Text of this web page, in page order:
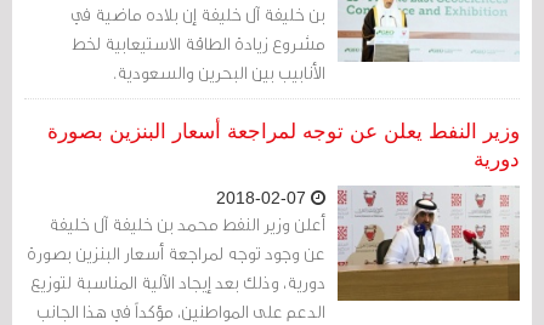
بن خليفة آل خليفة إن بلاده ماضية في
مشروع زيادة الطاقة الاستيعابية لخط
الأنابيب بين البحرين والسعودية.
وزير النفط يعلن عن توجه لمراجعة أسعار البنزين بصورة
دورية
أعلن وزير النفط محمد بن خليفة آل خليفة
عن وجود توجه لمراجعة أسعار البنزين بصورة
دورية، وذلك بعد إيجاد الآلية المناسبة لتوزيع
الدعم على المواطنين، مؤكداً في هذا الجانب